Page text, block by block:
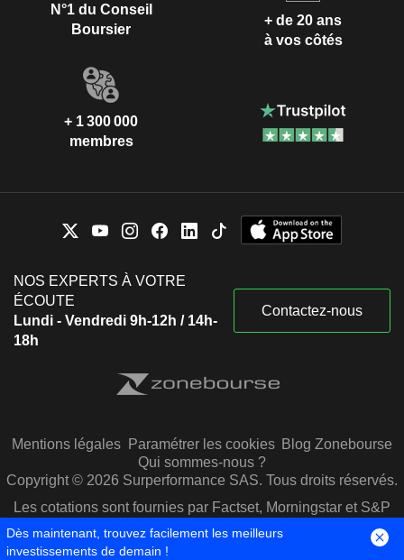
N°1 du Conseil
Boursier
+ de 20 ans
à vos côtés
+ 1 300 000
membres
NOS EXPERTS À VOTRE
ÉCOUTE
Lundi - Vendredi 9h-12h / 14h-
18h
Contactez-nous
Mentions légales Paramétrer les cookies Blog Zonebourse
Qui sommes-nous ?
Copyright © 2026 Surperformance SAS. Tous droits réservés.
Les cotations sont fournies par Factset, Morningstar et S&P
Capital IQ
Dès maintenant, trouvez facilement les meilleurs
investissements de demain !